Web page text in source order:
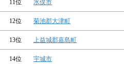
11位 水俣市
12位 菊池郡大津町
13位 上益城郡嘉島町
14位 宇城市